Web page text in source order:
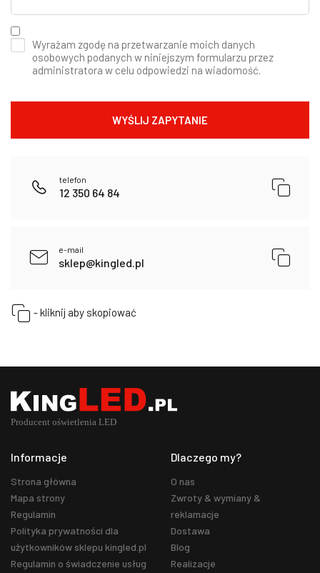
Wyrażam zgodę na przetwarzanie moich danych
osobowych podanych w niniejszym formularzu przez
administratora w celu odpowiedzi na wiadomość.
telefon
12 350 64 84
e-mail
sklep@kingled.pl
- kliknij aby skopiować
Informacje
Strona główna
Mapa strony
Regulamin
Polityka prywatności dla
użytkowników sklepu kingled.pl
Regulamin o świadczenie usług
Dlaczego my?
O nas
Zwroty & wymiany &
reklamacje
Dostawa
Blog
Realizacje